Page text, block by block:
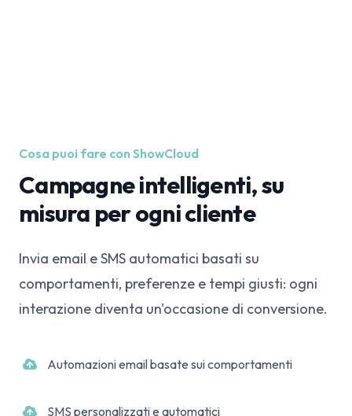
Cosa puoi fare con ShowCloud
Campagne intelligenti, su
misura per ogni cliente
Invia email e SMS automatici basati su
comportamenti, preferenze e tempi giusti: ogni
interazione diventa un'occasione di conversione.
Automazioni email basate sui comportamenti
SMS personalizzati e automatici